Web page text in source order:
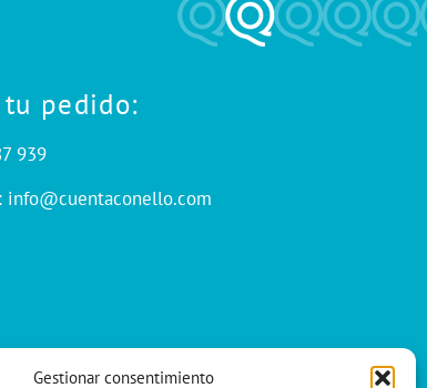
Gestionar consentimiento
pedido:
939
info@cuentaconello.com